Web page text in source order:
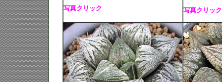
写真クリック
写真クリック